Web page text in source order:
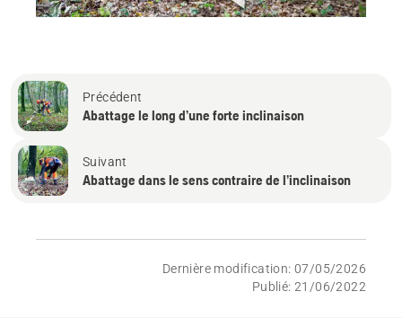
Précédent
Abattage le long d’une forte inclinaison
Suivant
Abattage dans le sens contraire de l’inclinaison
Dernière modification: 07/05/2026
Publié: 21/06/2022